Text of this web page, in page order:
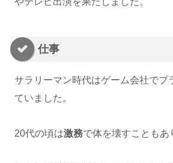
仕事
サラリーマン時代はゲーム会社でプ
ていました。
20代の頃は激務で体を壊すこともあ